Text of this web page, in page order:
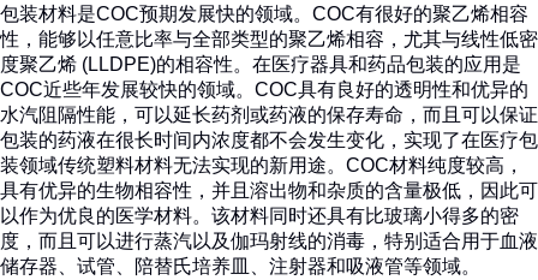
包装材料是COC预期发展快的领域。COC有很好的聚乙烯相容
性，能够以任意比率与全部类型的聚乙烯相容，尤其与线性低密
度聚乙烯 (LLDPE)的相容性。在医疗器具和药品包装的应用是
COC近些年发展较快的领域。COC具有良好的透明性和优异的
水汽阻隔性能，可以延长药剂或药液的保存寿命，而且可以保证
包装的药液在很长时间内浓度都不会发生变化，实现了在医疗包
装领域传统塑料材料无法实现的新用途。COC材料纯度较高，
具有优异的生物相容性，并且溶出物和杂质的含量极低，因此可
以作为优良的医学材料。该材料同时还具有比玻璃小得多的密
度，而且可以进行蒸汽以及伽玛射线的消毒，特别适合用于血液
储存器、试管、陪替氏培养皿、注射器和吸液管等领域。